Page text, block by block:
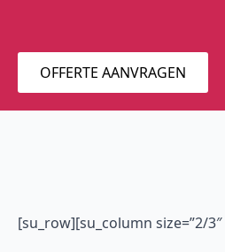
OFFERTE AANVRAGEN
[su_row][su_column size=”2/3″